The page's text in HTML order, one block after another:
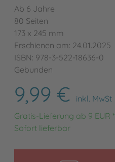
Ab 6 Jahre
80 Seiten
173 x 245 mm
Erschienen am: 24.01.2025
ISBN: 978-3-522-18636-0
Gebunden
9,99 €
inkl. MwSt
Gratis-Lieferung ab 9 EUR *
Sofort lieferbar